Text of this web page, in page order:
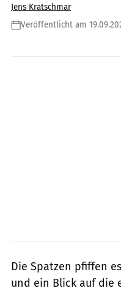
Jens Kratschmar
Veröffentlicht am
Die Spatzen pfiffen
und ein Blick auf die